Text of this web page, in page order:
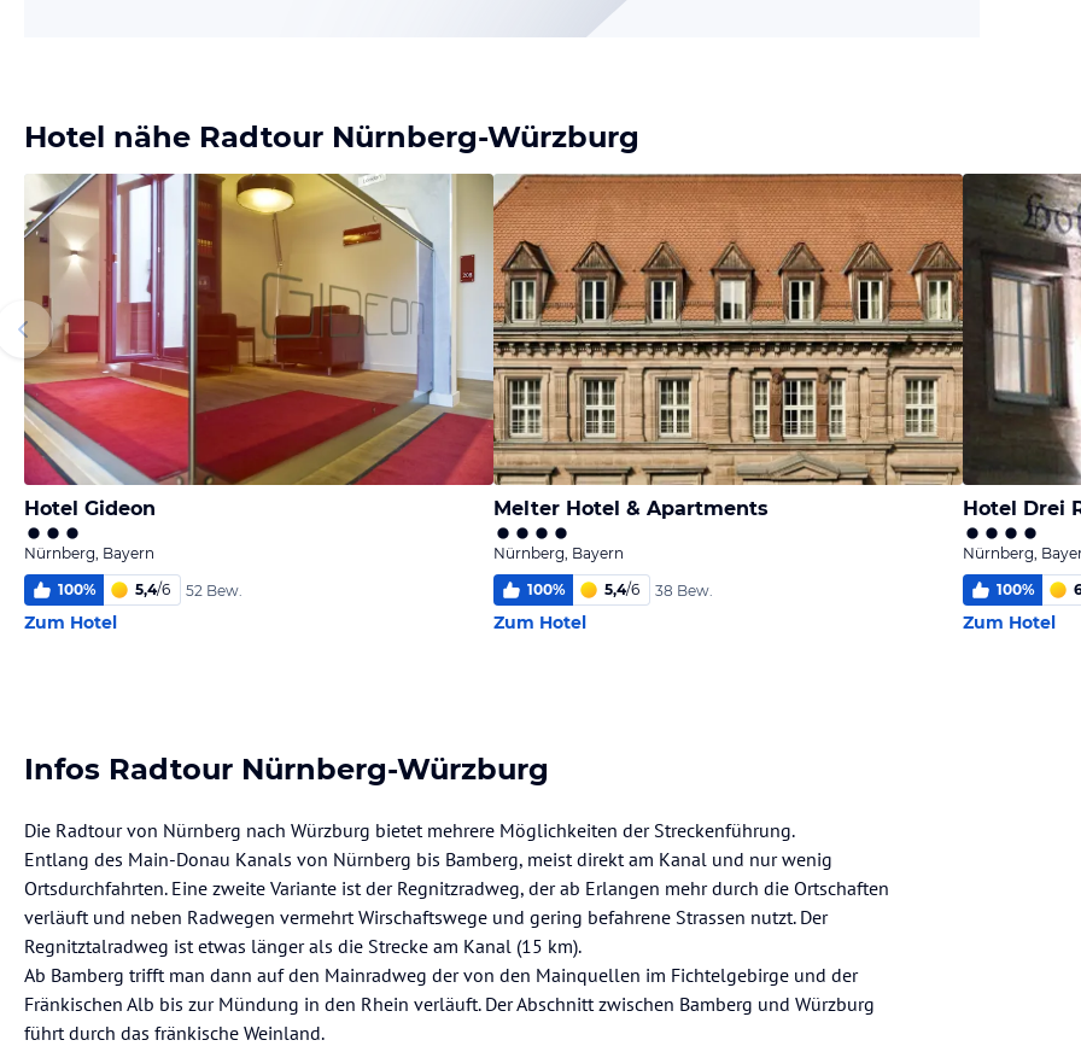
Hotel nähe Radtour Nürnberg-Würzburg
Hotel Gideon
Nürnberg, Bayern
100% 5,4/6 52 Bew.
Zum Hotel
Melter Hotel & Apartments
Nürnberg, Bayern
100% 5,4/6 38 Bew.
Zum Hotel
Hotel Drei
Nürnberg,
100%
Zum Hotel
Infos Radtour Nürnberg-Würzburg
Die Radtour von Nürnberg nach Würzburg bietet mehrere Möglichkeiten der Streckenführung.
Entlang des Main-Donau Kanals von Nürnberg bis Bamberg, meist direkt am Kanal und nur wenig
Ortsdurchfahrten. Eine zweite Variante ist der Regnitzradweg, der ab Erlangen mehr durch die Ortschaften
verläuft und neben Radwegen vermehrt Wirschaftswege und gering befahrene Strassen nutzt. Der
Regnitztalradweg ist etwas länger als die Strecke am Kanal (15 km).
Ab Bamberg trifft man dann auf den Mainradweg der von den Mainquellen im Fichtelgebirge und der
Fränkischen Alb bis zur Mündung in den Rhein verläuft. Der Abschnitt zwischen Bamberg und Würzburg
führt durch das fränkische Weinland.